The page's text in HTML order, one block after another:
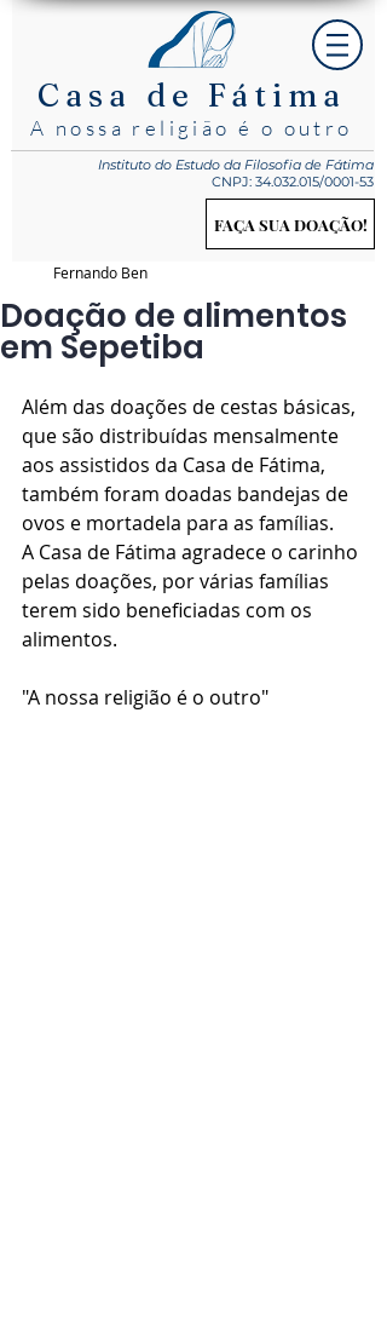
Casa de Fátima
A nossa religião é o outro
Instituto do Estudo da Filosofia de Fátima
CNPJ: 34.032.015/0001-53
FAÇA SUA DOAÇÃO!
Doação de alimentos
em Sepetiba
Fernando Ben
Além das doações de cestas básicas,
que são distribuídas mensalmente
aos assistidos da Casa de Fátima,
também foram doadas bandejas de
ovos e mortadela para as famílias.
A Casa de Fátima agradece o carinho
pelas doações, por várias famílias
terem sido beneficiadas com os
alimentos.
"A nossa religião é o outro"